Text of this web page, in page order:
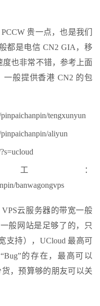
贵一点，也是我们
都是电信 CN2 GIA，移
也非常不错，参考上面
一般提供香港 CN2 的包
tengxunyun
aliyun
：
banwagongvps
云服务器的带宽一般
般网站是足够了的，只
持），UCloud 最高可
的存在，最高可以
，预算够的朋友可以关